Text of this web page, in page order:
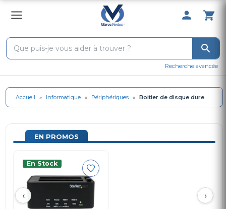
0 Produit
Recherche avancée
Accueil » Informatique » Périphériques » Boitier de disque dure
EN PROMOS
‹ ›
En Stock